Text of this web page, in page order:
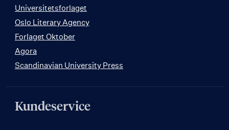
Universitetsforlaget
Oslo Literary Agency
Forlaget Oktober
Agora
Scandinavian University Press
Kundeservice